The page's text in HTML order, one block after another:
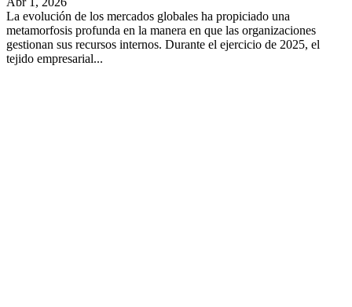
La evolución de los mercados globales ha propiciado una
metamorfosis profunda en la manera en que las organizaciones
gestionan sus recursos internos. Durante el ejercicio de 2025, el
tejido empresarial...